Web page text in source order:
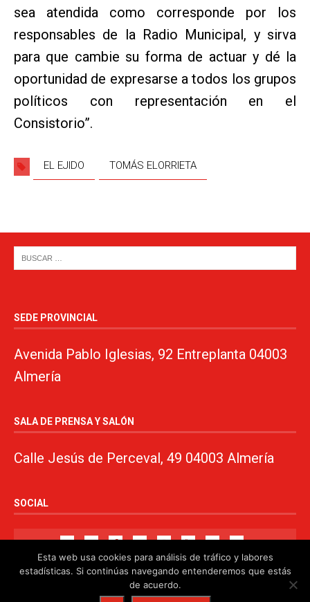
sea atendida como corresponde por los
responsables de la Radio Municipal, y sirva
para que cambie su forma de actuar y dé la
oportunidad de expresarse a todos los grupos
políticos con representación en el
Consistorio”.
EL EJIDO TOMÁS ELORRIETA
SEDE PROVINCIAL
Avenida Pablo Iglesias, 92 Entreplanta 04003
Almería
SALA DE PRENSA Y SALÓN
Calle Jesús de Perceval, 49 04003 Almería
SOCIAL
Esta web usa cookies para análisis de tráfico y labores
estadísticas. Si continúas navegando entenderemos que estás
de acuerdo.